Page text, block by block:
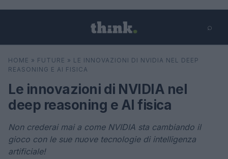
⌕
Cerca ⌕
HOME » FUTURE » LE INNOVAZIONI DI NVIDIA NEL DEEP
REASONING E AI FISICA
Le innovazioni di NVIDIA nel
deep reasoning e AI fisica
Non crederai mai a come NVIDIA sta cambiando il
gioco con le sue nuove tecnologie di intelligenza
artificiale!